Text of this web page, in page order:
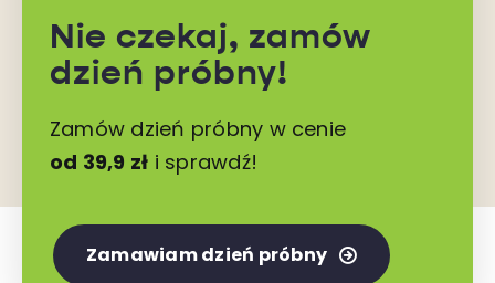
Nie czekaj, zamów
dzień próbny!
Zamów dzień próbny w cenie
od 39,9 zł i sprawdź!
Zamawiam dzień próbny